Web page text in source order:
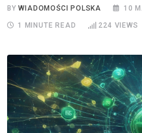
BYWIADOMOŚCI POLSKA 10
1 MINUTE READ 224 VIEWS